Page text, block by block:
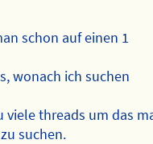
schon auf einen 1
wonach ich suchen
viele threads um das
suchen.